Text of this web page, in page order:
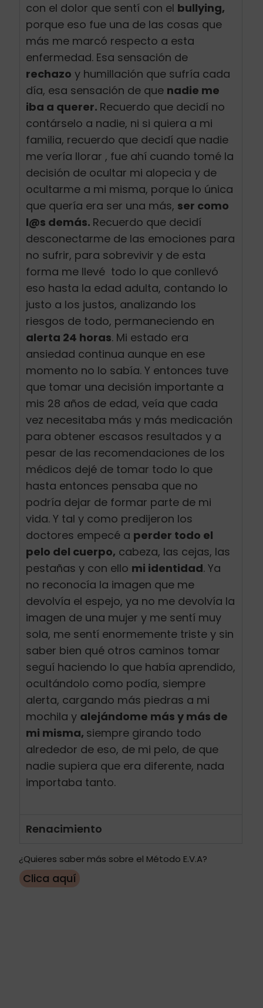
con el dolor que sentí con el bullying,
porque eso fue una de las cosas que
más me marcó respecto a esta
enfermedad. Esa sensación de
rechazo y humillación que sufría cada
día, esa sensación de que nadie me
iba a querer. Recuerdo que decidí no
contárselo a nadie, ni si quiera a mi
familia, recuerdo que decidí que nadie
me vería llorar , fue ahí cuando tomé la
decisión de ocultar mi alopecia y de
ocultarme a mi misma, porque lo única
que quería era ser una más, ser como
l@s demás. Recuerdo que decidí
desconectarme de las emociones para
no sufrir, para sobrevivir y de esta
forma me llevé todo lo que conllevó
eso hasta la edad adulta, contando lo
justo a los justos, analizando los
riesgos de todo, permaneciendo en
alerta 24 horas. Mi estado era
ansiedad continua aunque en ese
momento no lo sabía. Y entonces tuve
que tomar una decisión importante a
mis 28 años de edad, veía que cada
vez necesitaba más y más medicación
para obtener escasos resultados y a
pesar de las recomendaciones de los
médicos dejé de tomar todo lo que
hasta entonces pensaba que no
podría dejar de formar parte de mi
vida. Y tal y como predijeron los
doctores empecé a perder todo el
pelo del cuerpo, cabeza, las cejas, las
pestañas y con ello mi identidad. Ya
no reconocía la imagen que me
devolvía el espejo, ya no me devolvía la
imagen de una mujer y me sentí muy
sola, me sentí enormemente triste y sin
saber bien qué otros caminos tomar
seguí haciendo lo que había aprendido,
ocultándolo como podía, siempre
alerta, cargando más piedras a mi
mochila y alejándome más y más de
mi misma, siempre girando todo
alrededor de eso, de mi pelo, de que
nadie supiera que era diferente, nada
importaba tanto.
Renacimiento
¿Quieres saber más sobre el Método E.V.A?
Clica aquí